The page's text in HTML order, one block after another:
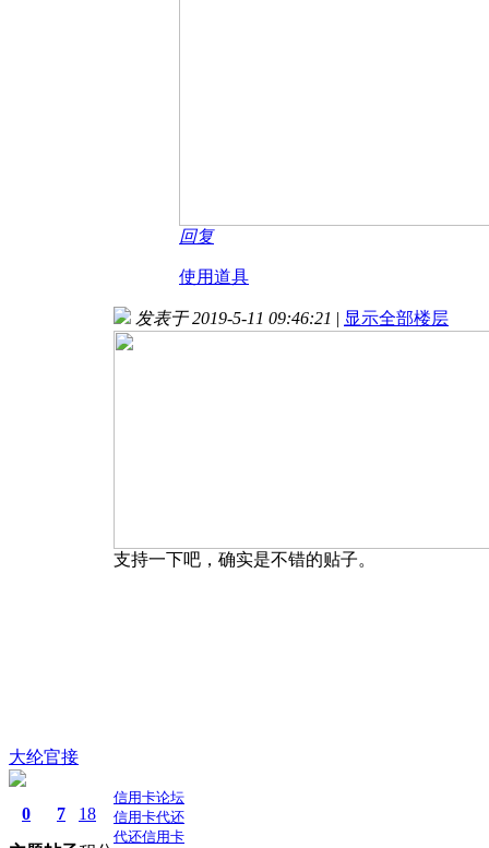
回复
使用道具
大纶官接
0 7 18
发表于 2019-5-11 09:46:21 | 显示全部楼层
支持一下吧，确实是不错的贴子。
信用卡论坛
信用卡代还
代还信用卡